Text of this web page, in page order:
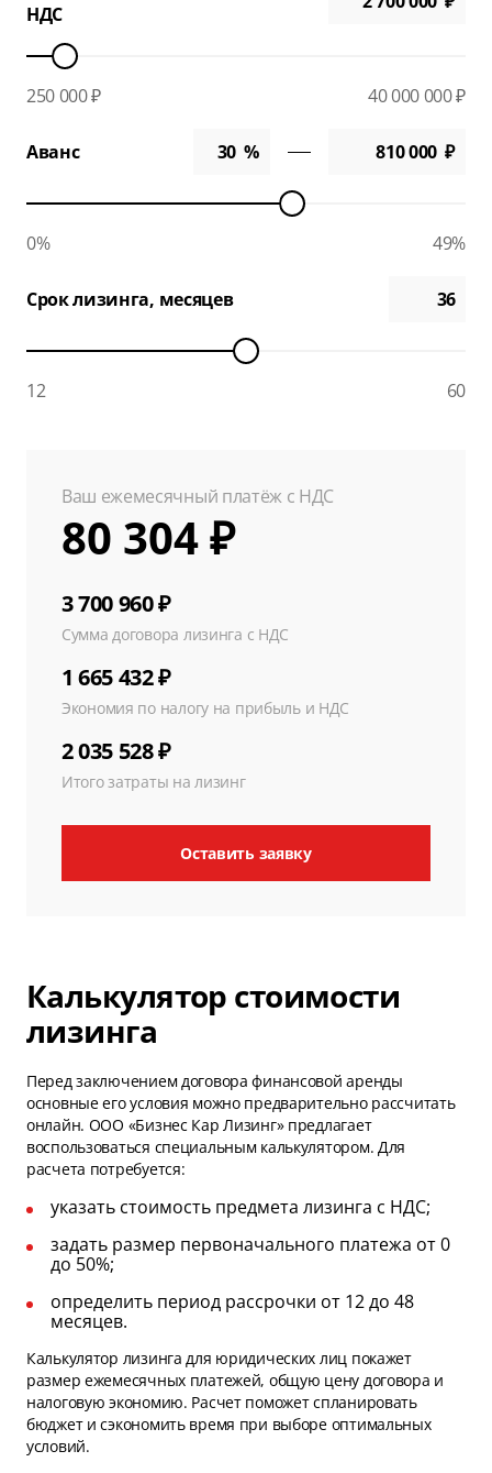
НДС
250 000 ₽ 40 000 000 ₽
Аванс
0% 49%
Срок лизинга, месяцев
12 60
Ваш ежемесячный платёж с НДС
80 304 ₽
3 700 960 ₽
Сумма договора лизинга с НДС
1 665 432 ₽
Экономия по налогу на прибыль и НДС
2 035 528 ₽
Итого затраты на лизинг
Оставить заявку
Калькулятор стоимости
лизинга
Перед заключением договора финансовой аренды
основные его условия можно предварительно рассчитать
онлайн. ООО «Бизнес Кар Лизинг» предлагает
воспользоваться специальным калькулятором. Для
расчета потребуется:
указать стоимость предмета лизинга с НДС;
задать размер первоначального платежа от 0
до 50%;
определить период рассрочки от 12 до 48
месяцев.
Калькулятор лизинга для юридических лиц покажет
размер ежемесячных платежей, общую цену договора и
налоговую экономию. Расчет поможет спланировать
бюджет и сэкономить время при выборе оптимальных
условий.